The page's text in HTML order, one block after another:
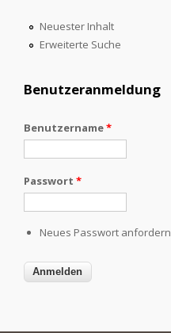
Neuester Inhalt
Erweiterte Suche
Benutzeranmeldung
Benutzername*
Passwort *
Neues Passwort anfordern